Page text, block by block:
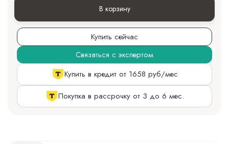
В корзину
Купить сейчас
Связаться с экспертом
Купить в кредит от 1658 руб/мес
Покупка в рассрочку от 3 до 6 мес.